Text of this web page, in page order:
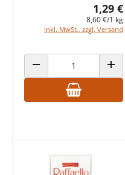
1,29 €
8,60 €/1 kg
inkl. MwSt., zzgl. Versand
ANZAHL VERRINGERN